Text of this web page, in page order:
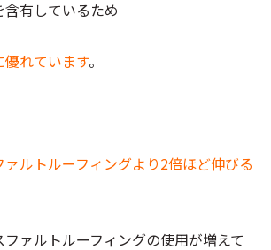
有しているため
れています。
ルトルーフィングより2倍ほど伸びる
ァルトルーフィングの使用が増えて